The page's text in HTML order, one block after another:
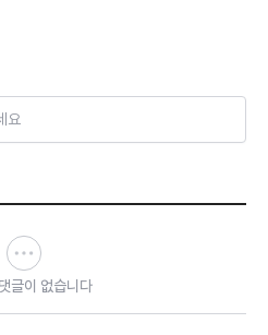
요
글이 없습니다